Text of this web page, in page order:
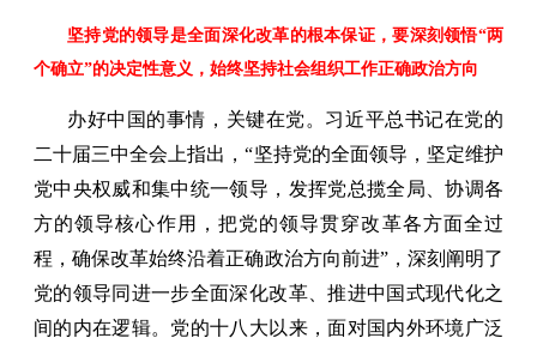
坚持党的领导是全面深化改革的根本保证，要深刻领悟“两
个确立”的决定性意义，始终坚持社会组织工作正确政治方向
办好中国的事情，关键在党。习近平总书记在党的
二十届三中全会上指出，“坚持党的全面领导，坚定维护
党中央权威和集中统一领导，发挥党总揽全局、协调各
方的领导核心作用，把党的领导贯穿改革各方面全过
程，确保改革始终沿着正确政治方向前进”，深刻阐明了
党的领导同进一步全面深化改革、推进中国式现代化之
间的内在逻辑。党的十八大以来，面对国内外环境广泛